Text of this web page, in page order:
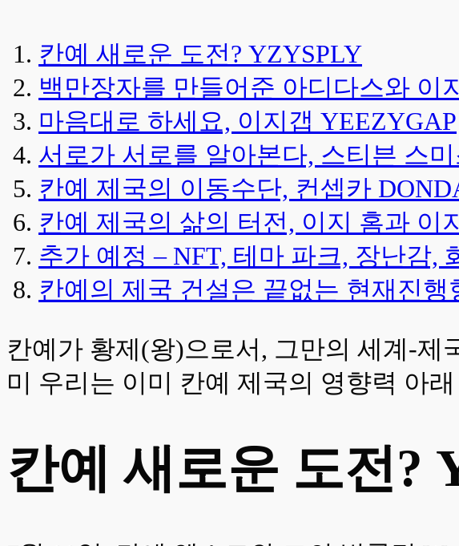
칸예 새로운 도전? YZYSPLY
백만장자를 만들어준 아디다스와 이
마음대로 하세요, 이지갭 YEEZYGAP
서로가 서로를 알아본다, 스티븐 스
칸예 제국의 이동수단, 컨셉카
칸예 제국의 삶의 터전, 이지 홈과 이
추가 예정 – NFT, 테마 파크, 장난감,
칸예의 제국 건설은 끝없는 현재진행
칸예가 황제(왕)으로서, 그만의 세계-제
미 우리는 이미 칸예 제국의 영향력 아
칸예 새로운 도전?